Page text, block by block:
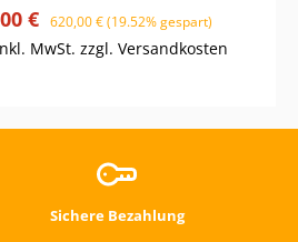
€ Regulärer Preis:
620,00 € (19.52% gespart)
MwSt. zzgl. Versandkosten
Sichere Bezahlung